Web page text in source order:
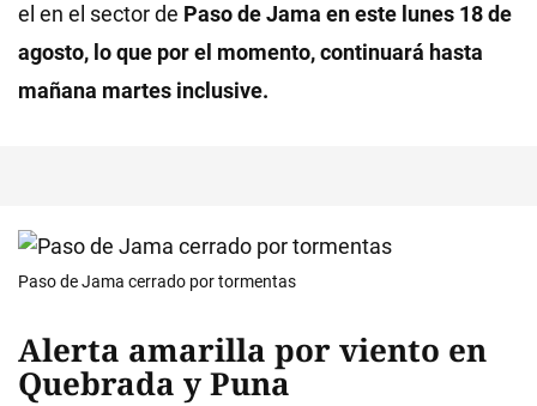
el en el sector de Paso de Jama en este lunes 18 de
agosto, lo que por el momento, continuará hasta
mañana martes inclusive.
Paso de Jama cerrado por tormentas
Alerta amarilla por viento en
Quebrada y Puna